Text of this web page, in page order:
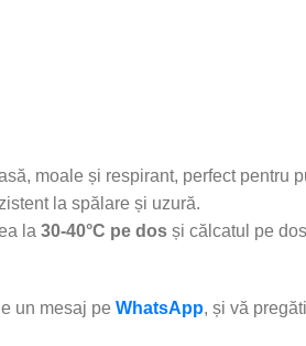
moale și respirant, perfect pentru
la spălare și uzură.
la 30-40°C pe dos și călcatul pe
un mesaj pe WhatsApp, și vă